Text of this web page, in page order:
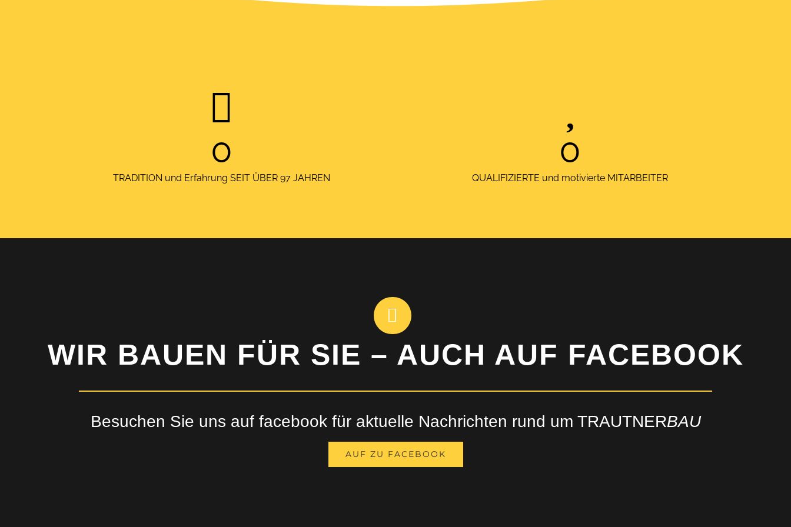
0
TRADITION und Erfahrung SEIT ÜBER 97 JAHREN
0
QUALIFIZIERTE und motivierte MITARBEITER
WIR BAUEN FÜR SIE – AUCH AUF FACEBOOK
Besuchen Sie uns auf facebook für aktuelle Nachrichten rund um TRAUTNERBAU
AUF ZU FACEBOOK